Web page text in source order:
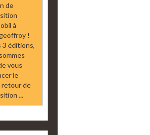
de
à
!
3 éditions,
vous
le
retour de
...